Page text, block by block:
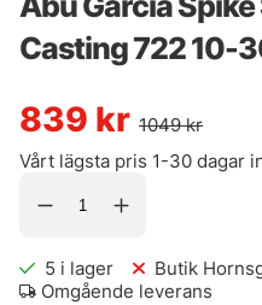
Casting 722 10-
1049kr
839 kr
Vårt lägsta pris 1-30 dagar
5 i lager
Butik
Omgående leverans